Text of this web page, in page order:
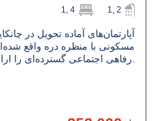
1, 4 1, 2
آپارتمان‌های آماده تحویل در
مسکونی با منظره دره واقع
رفاهی اجتماعی گسترده‌ای را ارائه می‌دهد.